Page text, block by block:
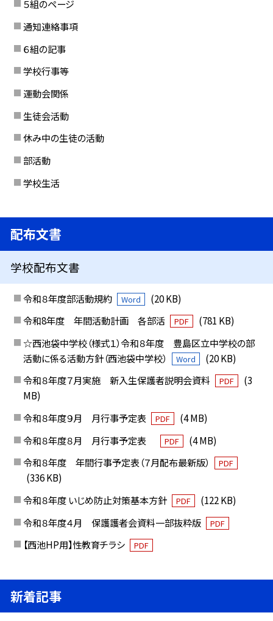
５組のページ
通知連絡事項
６組の記事
学校行事等
運動会関係
生徒会活動
休み中の生徒の活動
部活動
学校生活
配布文書
学校配布文書
令和８年度部活動規約 Word
(20 KB)
令和8年度 年間活動計画 各部活
PDF
(781 KB)
☆西池袋中学校（様式１）令和８年度 豊島区立中学校の部
活動に係る活動方針（西池袋中学校）
Word
(20 KB)
令和８年度７月実施 新入生保護者説明会資料
PDF
(3
MB)
令和８年度９月 月行事予定表
PDF
(4 MB)
令和８年度８月 月行事予定表
PDF
(4 MB)
令和８年度 年間行事予定表（７月配布最新版）
PDF
(336 KB)
令和８年度 いじめ防止対策基本方針
PDF
(122 KB)
令和８年度４月 保護護者会資料一部抜粋版
PDF
【西池HP用】性教育チラシ PDF
新着記事